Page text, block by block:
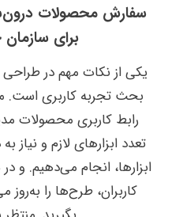
سفارش محصولات
برای
یکی از نکات مهم در
بحث تجربه کاربری است.
رابط کاربری محصولات
تعدد ابزارهای لازم و
ابزارها، انجام می‌دهیم. و
کاربران، طرح‌ها را